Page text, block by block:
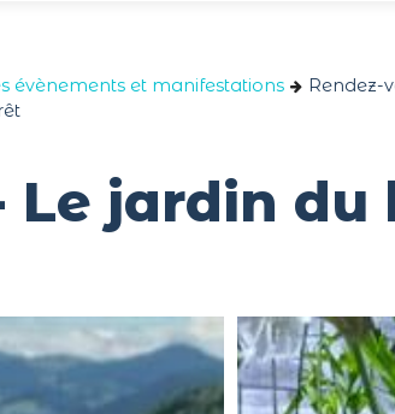
évènements et manifestations
Rendez-
Le jardin du